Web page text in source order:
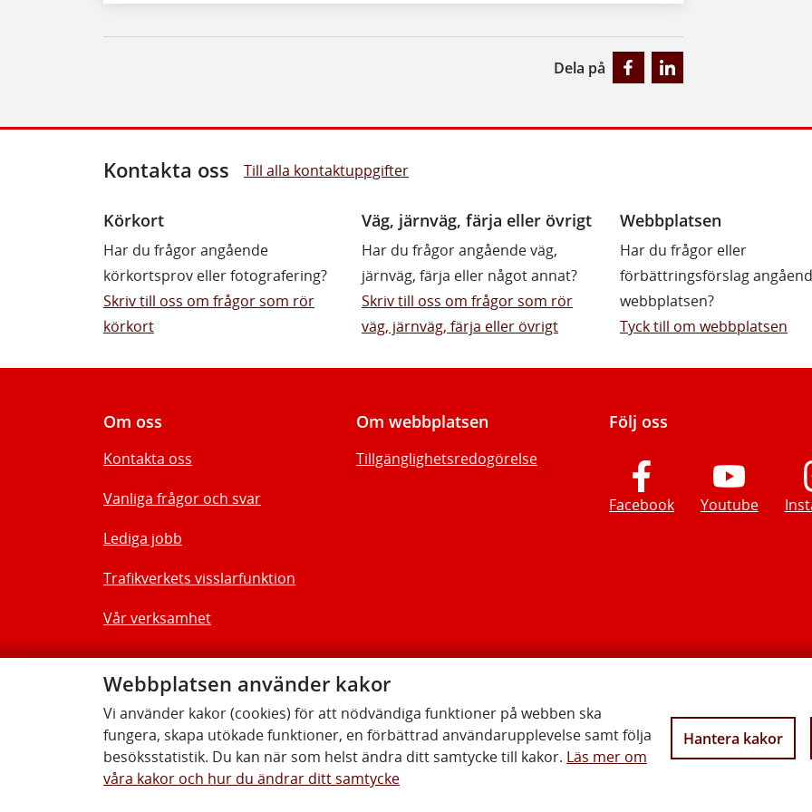
Dela på
Webbplatsen använder kakor
Vi använder kakor (cookies) för att nödvändiga funktioner på webben ska
fungera, skapa utökade funktioner, en förbättrad användarupplevelse samt följa
besöksstatistik. Du kan när som helst ändra ditt samtycke till kakor. Läs mer om
våra kakor och hur du ändrar ditt samtycke
Hantera kakor
Kontakta oss Till alla kontaktuppgifter
Körkort
Har du frågor angående
körkortsprov eller fotografering?
Skriv till oss om frågor som rör
körkort
Väg, järnväg, färja eller övrigt
Har du frågor angående väg,
järnväg, färja eller något annat?
Skriv till oss om frågor som rör
väg, järnväg, färja eller övrigt
Webbplatsen
Har du frågor eller
förbättringsförslag
webbplatsen?
Tyck till om webbplatsen
Vi gör Sverige närmare
Om oss
Kontakta oss
Vanliga frågor och svar
Lediga jobb
Trafikverkets visslarfunktion
Vår verksamhet
Om webbplatsen
Tillgänglighetsredogörelse
Följ oss
Facebook Youtube